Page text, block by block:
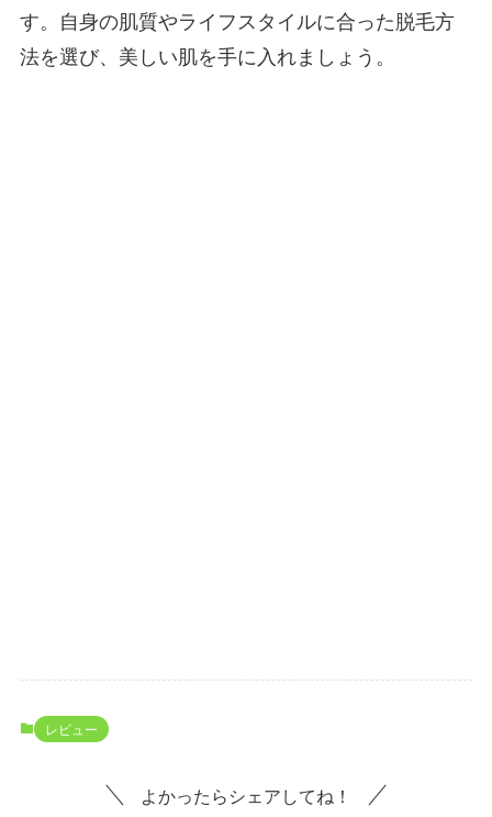
す。自身の肌質やライフスタイルに合った脱毛方
法を選び、美しい肌を手に入れましょう。
レビュー
よかったらシェアしてね！